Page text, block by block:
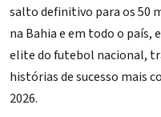
salto definitivo para os 50
na Bahia e em todo o
elite do futebol nacional,
histórias de sucesso mais
2026.